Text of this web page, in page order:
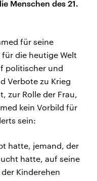
Menschen des 21.
für seine
für die heutige Welt
politischer und
Verbote zu Krieg
zur Rolle der Frau,
kein Vorbild für
sein:
hatte, jemand, der
hatte, auf seine
Kinderehen